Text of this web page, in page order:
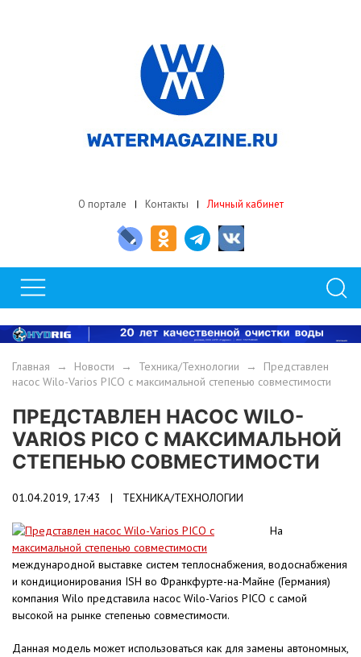
О портале Контакты Личный кабинет
Главная → Новости → Техника/Технологии → Представлен
насос Wilo-Varios PICO с максимальной степенью совместимости
ПРЕДСТАВЛЕН НАСОС WILO-
VARIOS PICO С МАКСИМАЛЬНОЙ
СТЕПЕНЬЮ СОВМЕСТИМОСТИ
01.04.2019, 17:43 | ТЕХНИКА/ТЕХНОЛОГИИ
На
международной выставке систем теплоснабжения, водоснабжения
и кондиционирования ISH во Франкфурте-на-Майне (Германия)
компания Wilo представила насос Wilo-Varios PICO с самой
высокой на рынке степенью совместимости.
Данная модель может использоваться как для замены автономных,